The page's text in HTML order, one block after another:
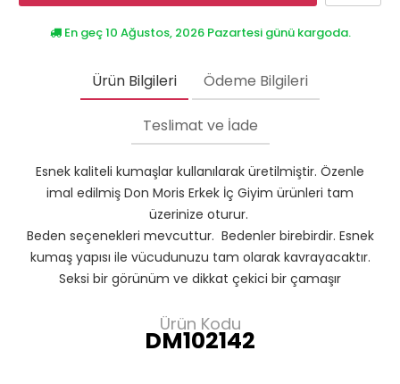
En geç 10 Ağustos, 2026 Pazartesi günü kargoda.
Ürün Bilgileri Ödeme Bilgileri
Teslimat ve İade
Esnek kaliteli kumaşlar kullanılarak üretilmiştir. Özenle
imal edilmiş Don Moris Erkek İç Giyim ürünleri tam
üzerinize oturur.
Beden seçenekleri mevcuttur. Bedenler birebirdir. Esnek
kumaş yapısı ile vücudunuzu tam olarak kavrayacaktır.
Seksi bir görünüm ve dikkat çekici bir çamaşır
Don Moris erkek iç giyim ürünleri Avrupa, Amerika, Rusya
ve Arap pazarlarında satılmaktadır.
Ürün Kodu
DM102142